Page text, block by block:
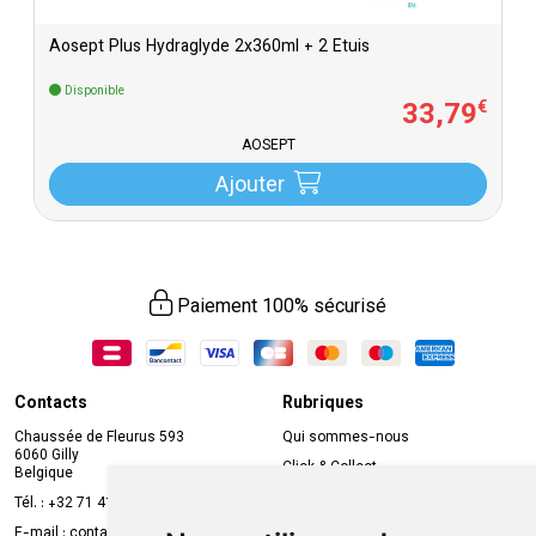
Aosept Plus Hydraglyde 2x360ml + 2 Etuis
Disponible
33,79€
AOSEPT
Ajouter
Paiement 100% sécurisé
Contacts
Chaussée de Fleurus 593
6060 Gilly
Belgique
Tél. : +32 71 41 32 10
Rubriques
Qui sommes-nous
Click & Collect
Compte professionnel